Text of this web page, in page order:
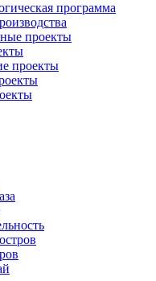
программа
проекты
проекты